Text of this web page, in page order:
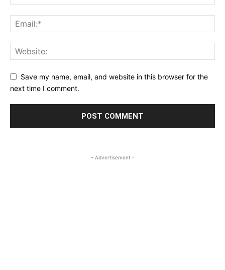
Save my name, email, and website in this browser for the
next time I comment.
- Advertisement -